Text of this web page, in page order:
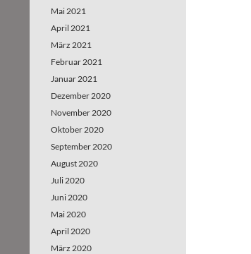
Mai 2021
April 2021
März 2021
Februar 2021
Januar 2021
Dezember 2020
November 2020
Oktober 2020
September 2020
August 2020
Juli 2020
Juni 2020
Mai 2020
April 2020
März 2020